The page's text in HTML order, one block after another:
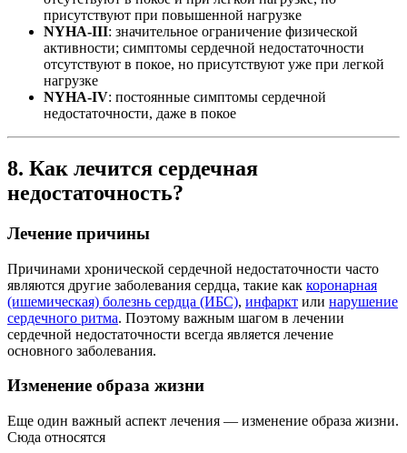
присутствуют при повышенной нагрузке
NYHA-III: значительное ограничение физической
активности; симптомы сердечной недостаточности
отсутствуют в покое, но присутствуют уже при легкой
нагрузке
NYHA-IV: постоянные симптомы сердечной
недостаточности, даже в покое
8. Как лечится сердечная
недостаточность?
Лечение причины
Причинами хронической сердечной недостаточности часто
являются другие заболевания сердца, такие как коронарная
(ишемическая) болезнь сердца (ИБС), инфаркт или нарушение
сердечного ритма. Поэтому важным шагом в лечении
сердечной недостаточности всегда является лечение
основного заболевания.
Изменение образа жизни
Еще один важный аспект лечения — изменение образа жизни.
Сюда относятся